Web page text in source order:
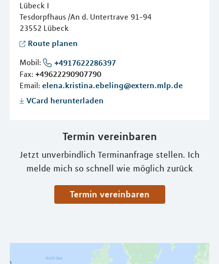
Lübeck I
Tesdorpfhaus /An d. Untertrave 91-94
23552 Lübeck
Route planen
Mobil:
+4917622286397
Fax: +49622290907790
Email: elena.kristina.ebeling@extern.mlp.de
VCard herunterladen
Termin vereinbaren
Jetzt unverbindlich Terminanfrage stellen. Ich
melde mich so schnell wie möglich zurück
Termin vereinbaren